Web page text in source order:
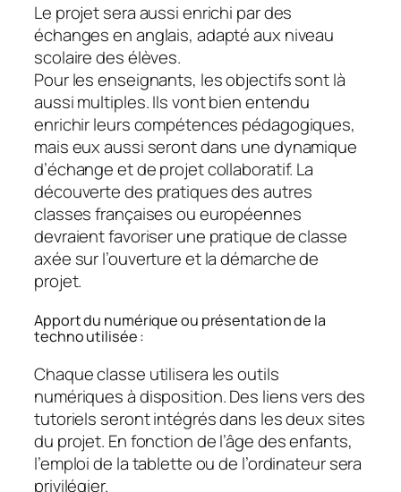
Le projet sera aussi enrichi par des
échanges en anglais, adapté aux niveau
scolaire des élèves.
Pour les enseignants, les objectifs sont là
aussi multiples. Ils vont bien entendu
enrichir leurs compétences pédagogiques,
mais eux aussi seront dans une dynamique
d’échange et de projet collaboratif. La
découverte des pratiques des autres
classes françaises ou européennes
devraient favoriser une pratique de classe
axée sur l’ouverture et la démarche de
projet.
Apport du numérique ou présentation de la
techno utilisée :
Chaque classe utilisera les outils
numériques à disposition. Des liens vers des
tutoriels seront intégrés dans les deux sites
du projet. En fonction de l’âge des enfants,
l’emploi de la tablette ou de l’ordinateur sera
privilégier.